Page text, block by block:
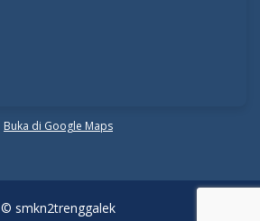
Buka di Google Maps
© smkn2trenggalek